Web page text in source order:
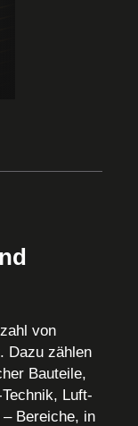
von
Dazu zählen
Bauteile,
Luft-
Bereiche, in